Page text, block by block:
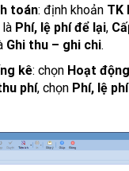
toán: định khoản TK
là Phí, lệ phí để lại,
Ghi thu – ghi chi.
kê: chọn Hoạt động
phí, chọn Phí, lệ phí